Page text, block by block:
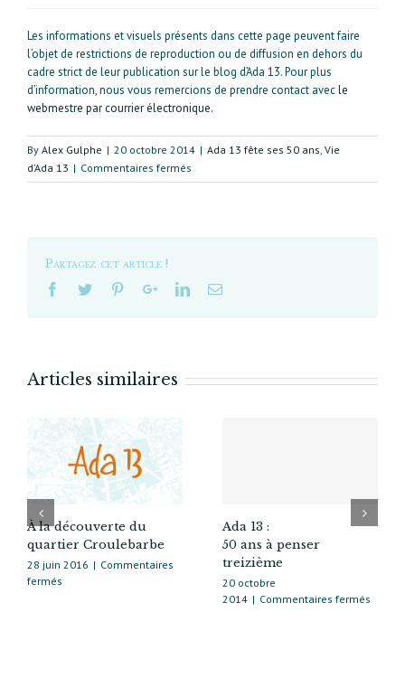
Les informations et visuels présents dans cette page peuvent faire
l’objet de restrictions de reproduction ou de diffusion en dehors du
cadre strict de leur publication sur le blog d’Ada 13. Pour plus
d’information, nous vous remercions de prendre contact avecle
webmestre par courrier électronique.
By Alex Gulphe | 20 octobre 2014 | Ada 13 fête ses 50 ans, Vie
d’Ada 13 | Commentaires fermés
Intrinsèque
Partagez cet article !
Articles similaires
À la découverte du
quartier Croulebarbe
28 juin 2016 | Commentaires
fermés
Ada 13 :
50 ans à penser
treizième
20 octobre
2014 | Commentaires fermés